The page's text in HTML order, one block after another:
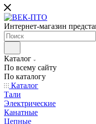
Интернет-магазин
Каталог
По всему сайту
По каталогу
Каталог
Тали
Электрические
Канатные
Цепные